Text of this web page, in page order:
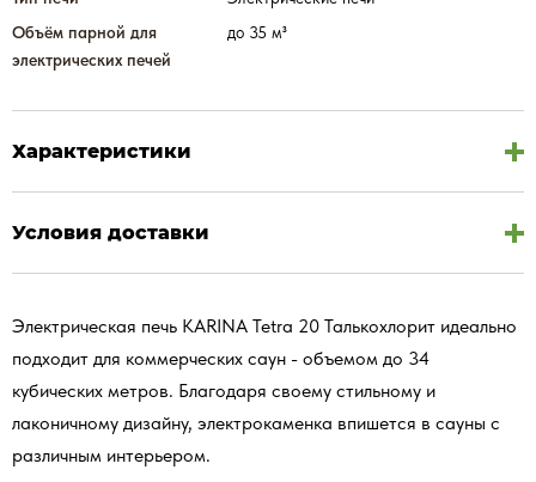
Объём парной для
электрических печей
до 35 м³
Характеристики
Условия доставки
Электрическая печь KARINA Tetra 20 Талькохлорит идеально
подходит для коммерческих саун - объемом до 34
кубических метров. Благодаря своему стильному и
лаконичному дизайну, электрокаменка впишется в сауны с
различным интерьером.